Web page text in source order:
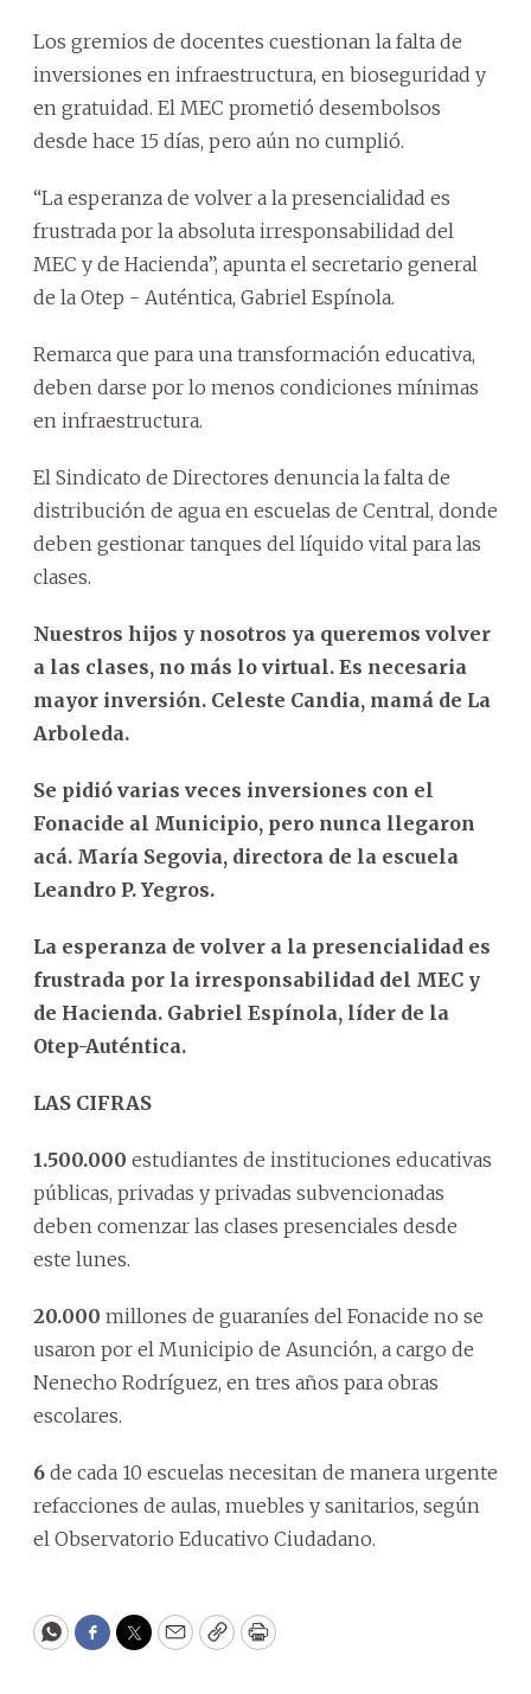
Los gremios de docentes cuestionan la falta de
inversiones en infraestructura, en bioseguridad y
en gratuidad. El MEC prometió desembolsos
desde hace 15 días, pero aún no cumplió.
“La esperanza de volver a la presencialidad es
frustrada por la absoluta irresponsabilidad del
MEC y de Hacienda”, apunta el secretario general
de la Otep - Auténtica, Gabriel Espínola.
Remarca que para una transformación educativa,
deben darse por lo menos condiciones mínimas
en infraestructura.
El Sindicato de Directores denuncia la falta de
distribución de agua en escuelas de Central, donde
deben gestionar tanques del líquido vital para las
clases.
Nuestros hijos y nosotros ya queremos volver
a las clases, no más lo virtual. Es necesaria
mayor inversión. Celeste Candia, mamá de La
Arboleda.
Se pidió varias veces inversiones con el
Fonacide al Municipio, pero nunca llegaron
acá. María Segovia, directora de la escuela
Leandro P. Yegros.
La esperanza de volver a la presencialidad es
frustrada por la irresponsabilidad del MEC y
de Hacienda. Gabriel Espínola, líder de la
Otep-Auténtica.
LAS CIFRAS
1.500.000 estudiantes de instituciones educativas
públicas, privadas y privadas subvencionadas
deben comenzar las clases presenciales desde
este lunes.
20.000 millones de guaraníes del Fonacide no se
usaron por el Municipio de Asunción, a cargo de
Nenecho Rodríguez, en tres años para obras
escolares.
6 de cada 10 escuelas necesitan de manera urgente
refacciones de aulas, muebles y sanitarios, según
el Observatorio Educativo Ciudadano.
WhatsApp
Facebook
Twitter
EmailCopyPrint